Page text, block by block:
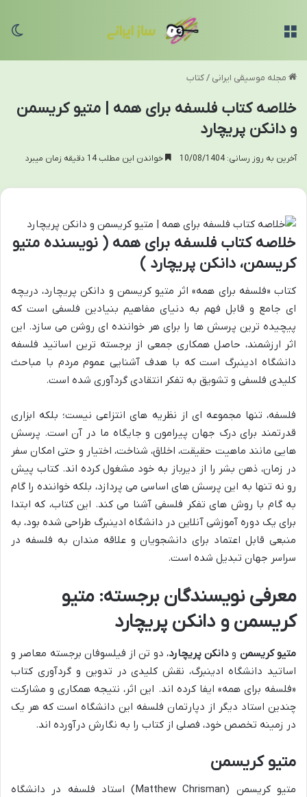
مجله موسیقی ایرانی /کتاب
خلاصه کتاب فلسفه برای همه | متیو کریسمن
و دانکن پریچارد
آخرین به روز رسانی: 10/08/1404 خواندن این مطلب 14 دقیقه زمان میبرد
خلاصه کتاب فلسفه برای همه ( نویسنده متیو
کریسمن، دانکن پریچارد )
کتاب «فلسفه برای همه» اثر متیو کریسمن و دانکن پریچارد، دریچه
ای جامع و قابل فهم به دنیای مفاهیم بنیادین فلسفی است که
پیچیده ترین پرسش ها را برای هر خواننده ای روشن می سازد. این
اثر ارزشمند، حاصل همکاری جمعی از برجسته ترین اساتید فلسفه
دانشگاه ادینبرگ است که با هدف آشنایی عموم مردم با مباحث
کلیدی فلسفی و تشویق به تفکر انتقادی گردآوری شده است.
فلسفه، تنها مجموعه ای از نظریه های انتزاعی نیست؛ بلکه ابزاری
قدرتمند برای درک جهان پیرامون و جایگاه ما در آن است. پرسش
هایی مانند ماهیت حقیقت، اخلاق، شناخت، اختیار و حتی امکان سفر
در زمان، ذهن بشر را از دیرباز به خود مشغول کرده اند. کتاب پیش
رو نه تنها به این پرسش های اساسی می پردازد، بلکه خواننده را گام
به گام با روش های تفکر فلسفی آشنا می کند. این کتاب، که ابتدا
برای یک دوره آموزشی آنلاین در دانشگاه ادینبرگ طراحی شده بود، به
منبعی قابل اعتماد برای دانشجویان و علاقه مندان به فلسفه در
سراسر جهان تبدیل شده است.
معرفی نویسندگان برجسته: متیو
کریسمن و دانکن پریچارد
متیو کریسمن و دانکن پریچارد، دو تن از فیلسوفان برجسته معاصر و
اساتید دانشگاه ادینبرگ، نقش کلیدی در تدوین و گردآوری کتاب
«فلسفه برای همه» ایفا کرده اند. این اثر، نتیجه همکاری و مشارکت
چندین استاد دیگر از دپارتمان فلسفه این دانشگاه است که هر یک
در زمینه تخصص خود، فصلی از کتاب را به نگارش درآورده اند.
متیو کریسمن
متیو کریسمن (Matthew Chrisman) استاد فلسفه در دانشگاه